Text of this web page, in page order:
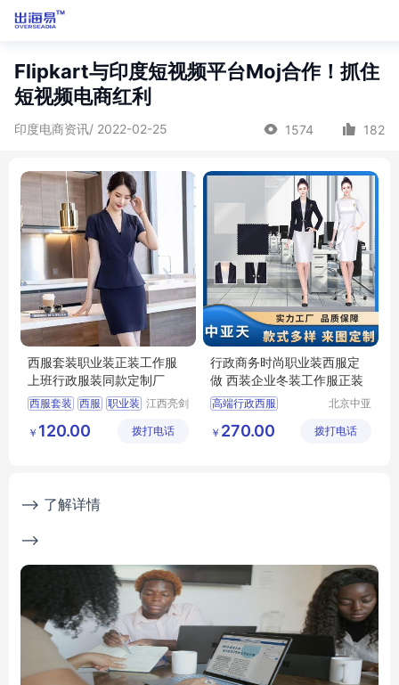
Flipkart与印度短视频平台Moj合作！抓住
短视频电商红利
印度电商资讯/ 2022-02-25 1574 182
西服套装职业装正装工作服
上班行政服装同款定制厂
西服套装 西服 职业装 江西亮剑
公司
￥ 120.00 拨打电话
行政商务时尚职业装西服定
做 西装企业冬装工作服正装
高端行政西服
商务女士职业套装
北京中亚
限公司
￥ 270.00 拨打电话
--> 了解详情
-->